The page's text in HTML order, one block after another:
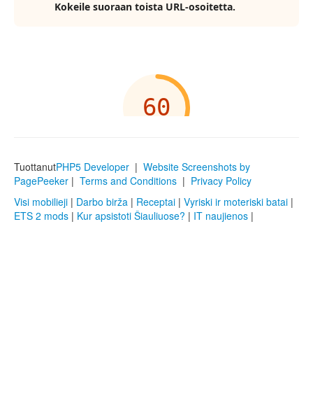
TuottanutPHP5 Developer | Website Screenshots by
PagePeeker | Terms and Conditions | Privacy Policy
Visi mobilieji | Darbo birža | Receptai | Vyriski ir moteriski batai |
ETS 2 mods | Kur apsistoti Šiauliuose? | IT naujienos |